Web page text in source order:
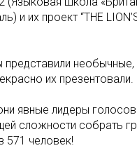
и их проект “THE
необычные,
их презентовали.
явные лидеры
сложности собрать
571 человек!